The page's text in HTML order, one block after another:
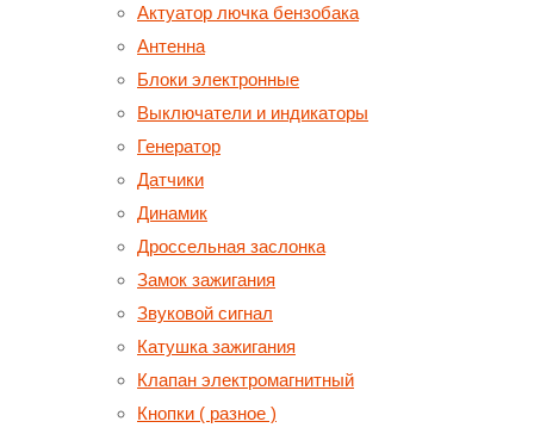
Актуатор лючка бензобака
Антенна
Блоки электронные
Выключатели и индикаторы
Генератор
Датчики
Динамик
Дроссельная заслонка
Замок зажигания
Звуковой сигнал
Катушка зажигания
Клапан электромагнитный
Кнопки ( разное )